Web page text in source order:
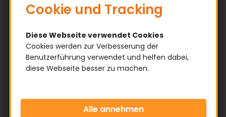
Cookie und Tracking
Diese Webseite verwendet Cookies
Cookies werden zur Verbesserung der
Benutzerführung verwendet und helfen dabei,
diese Webseite besser zu machen.